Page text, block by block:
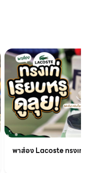
พาส่อง Lacoste ทรงเ